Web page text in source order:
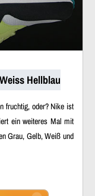
Hellblau
fruchtig, oder? Nike ist
ein weiteres Mal mit
Grau, Gelb, Weiß und